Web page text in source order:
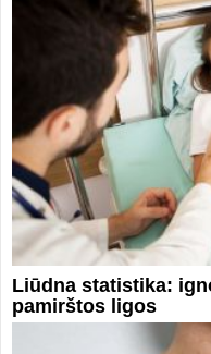
Liūdna statistika:
pamirštos ligos